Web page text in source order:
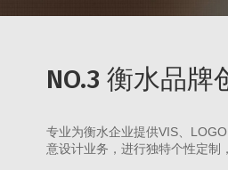
NO.3 衡水品牌
专业为衡水企业提供VIS、
意设计业务，进行独特个性定制